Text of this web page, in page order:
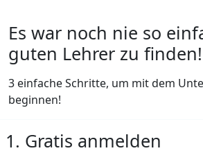
Es war noch nie so
guten Lehrer zu finden!
3 einfache Schritte, um mit dem
beginnen!
1. Gratis anmelden